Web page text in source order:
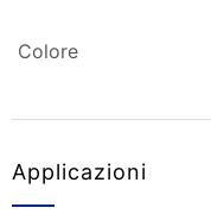
Colore
Applicazioni